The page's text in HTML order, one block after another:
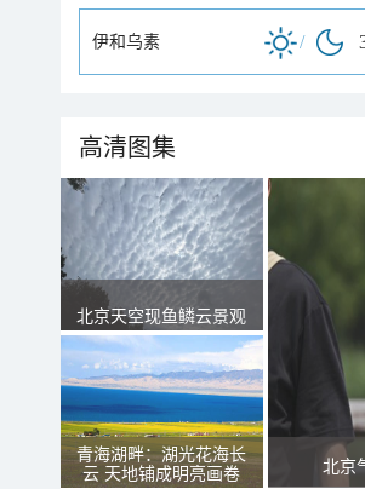
伊和乌素 /
高清图集
北京天空现鱼鳞云景观
青海湖畔：湖光花海长
云 天地铺成明亮画卷
北京